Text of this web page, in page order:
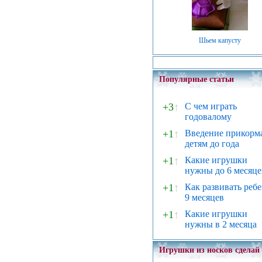
Шьем капусту
Популярные статьи
+3↑
С чем играть
годовалому
+1↑
Введение
детям до года
+1↑
Какие игрушки
нужны до 6
+1↑
Как развивать
9 месяцев
+1↑
Какие игрушки
нужны в 2 месяца
Игрушки из носков сделай